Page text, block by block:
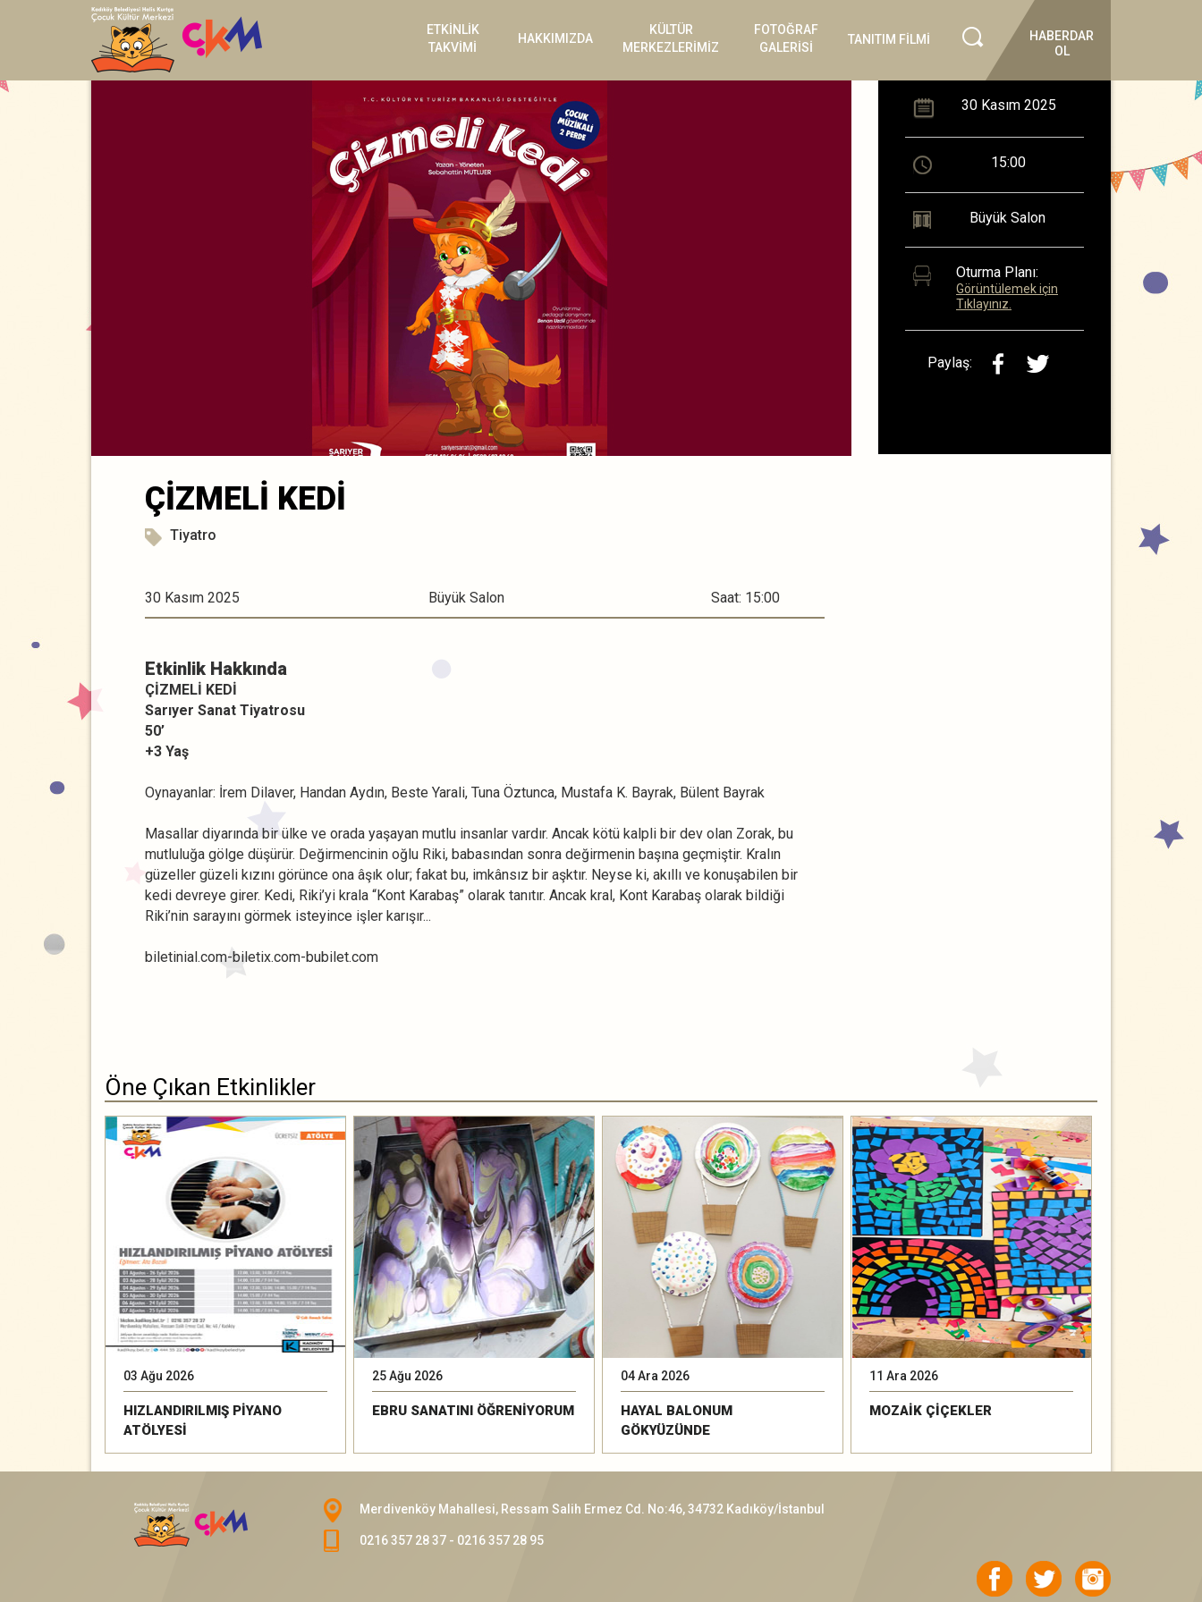
ETKİNLİK
TAKVİMİ
HAKKIMIZDA
KÜLTÜR
MERKEZLERİMİZ
FOTOĞRAF
GALERİSİ
TANITIM FİLMİ
HABERDAR
OL
30 Kasım 2025
15:00
Büyük Salon
Oturma Planı:
Görüntülemek için
Tıklayınız.
Paylaş:
ÇİZMELİ KEDİ
Tiyatro
30 Kasım 2025 Büyük Salon Saat: 15:00
Etkinlik Hakkında
ÇİZMELİ KEDİ
Sarıyer Sanat Tiyatrosu
50’
+3 Yaş
Oynayanlar: İrem Dilaver, Handan Aydın, Beste Yarali, Tuna Öztunca, Mustafa K. Bayrak, Bülent Bayrak
Masallar diyarında bir ülke ve orada yaşayan mutlu insanlar vardır. Ancak kötü kalpli bir dev olan Zorak, bu
mutluluğa gölge düşürür. Değirmencinin oğlu Riki, babasından sonra değirmenin başına geçmiştir. Kralın
güzeller güzeli kızını görünce ona âşık olur; fakat bu, imkânsız bir aşktır. Neyse ki, akıllı ve konuşabilen bir
kedi devreye girer. Kedi, Riki’yi krala “Kont Karabaş” olarak tanıtır. Ancak kral, Kont Karabaş olarak bildiği
Riki’nin sarayını görmek isteyince işler karışır...
biletinial.com-biletix.com-bubilet.com
Öne Çıkan Etkinlikler
03 Ağu 2026
HIZLANDIRILMIŞ PİYANO
ATÖLYESİ
25 Ağu 2026
EBRU SANATINI ÖĞRENİYORUM
04 Ara 2026
HAYAL BALONUM
GÖKYÜZÜNDE
11 Ara 2026
MOZAİK ÇİÇEKLER
Merdivenköy Mahallesi, Ressam Salih Ermez Cd. No:46, 34732 Kadıköy/İstanbul
0216 357 28 37 - 0216 357 28 95